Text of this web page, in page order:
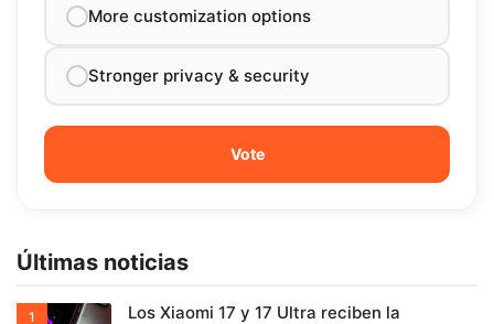
More customization options
Stronger privacy & security
Últimas noticias
Los Xiaomi 17 y 17 Ultra reciben la